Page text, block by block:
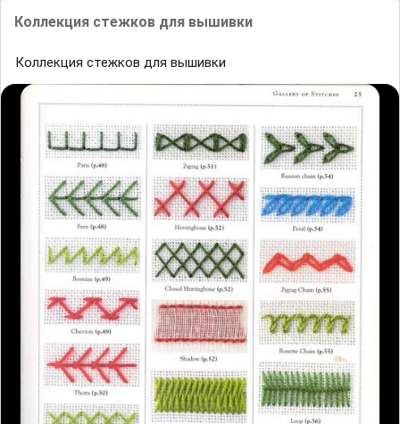
Коллекция стежков для вышивки
Коллекция стежков для вышивки